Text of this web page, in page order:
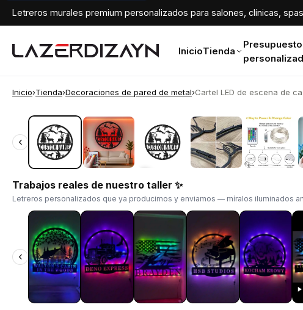
Letreros murales premium personalizados para salones, clínicas,
InicioTienda
Presupuesto
Inicio›Tienda›Decoraciones de pared de metal›Cartel LED de escena de
‹
‹
Trabajos reales de nuestro taller ✨
Letreros personalizados que ya producimos y enviamos — míralos iluminados
‹